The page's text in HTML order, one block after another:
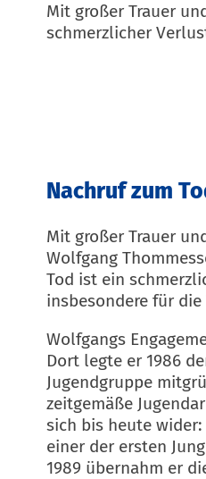
Mit großer Trauer
schmerzlicher
Nachruf zum
Mit großer Trauer
Wolfgang
Tod ist ein
insbesondere für
Wolfgangs
Dort legte er 1986
Jugendgruppe
zeitgemäße
sich bis heute
einer der ersten
1989 übernahm er